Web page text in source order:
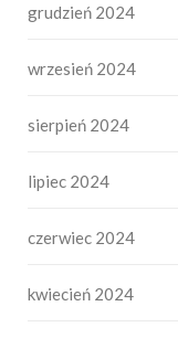
grudzień 2024
wrzesień 2024
sierpień 2024
lipiec 2024
czerwiec 2024
kwiecień 2024